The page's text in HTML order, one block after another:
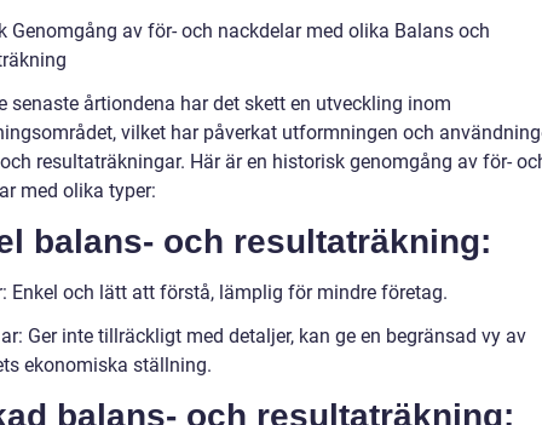
Genomgång av för- och nackdelar med olika Balans och
senaste årtiondena har det skett en utveckling inom
vilket har påverkat utformningen och
resultaträkningar. Här är en historisk genomgång av för-
med olika typer:
balans- och resultaträkning:
Enkel och lätt att förstå, lämplig för mindre företag.
Ger inte tillräckligt med detaljer, kan ge en begränsad vy av
ekonomiska ställning.
balans- och resultaträkning: